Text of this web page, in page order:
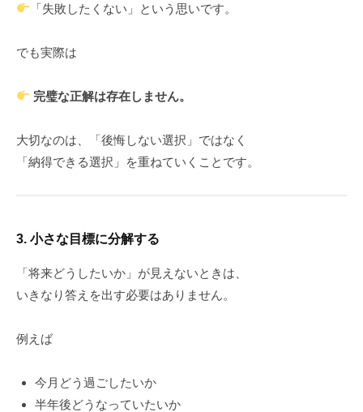
「失敗したくない」という思いです。
でも実際は
完璧な正解は存在しません。
大切なのは、「後悔しない選択」ではなく
「納得できる選択」を重ねていくことです。
3. 小さな目標に分解する
「将来どうしたいか」が見えないときは、
いきなり答えを出す必要はありません。
例えば
今月どう過ごしたいか
半年後どうなっていたいか